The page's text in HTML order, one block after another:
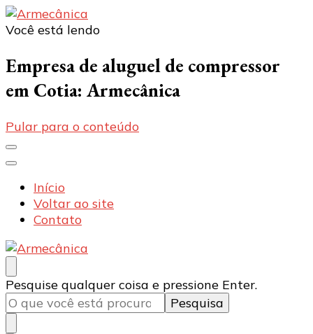
Você está lendo
Empresa de aluguel de compressor
em Cotia: Armecânica
Pular para o conteúdo
Início
Voltar ao site
Contato
Armecânica
Blog
Procurando
algo?
Pesquise qualquer coisa e pressione Enter.